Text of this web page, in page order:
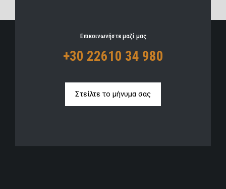
Επικοινωνήστε μαζί μας
+30 22610 34 980
Στείλτε το μήνυμα σας